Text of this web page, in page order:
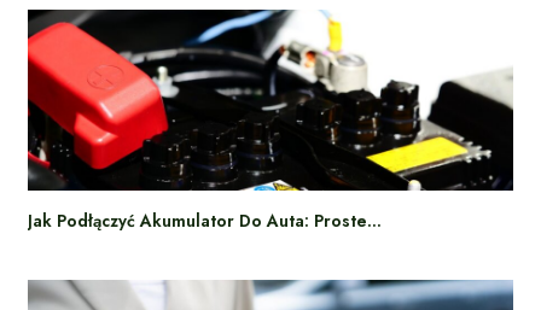
Jak Podłączyć Akumulator Do Auta: Proste…